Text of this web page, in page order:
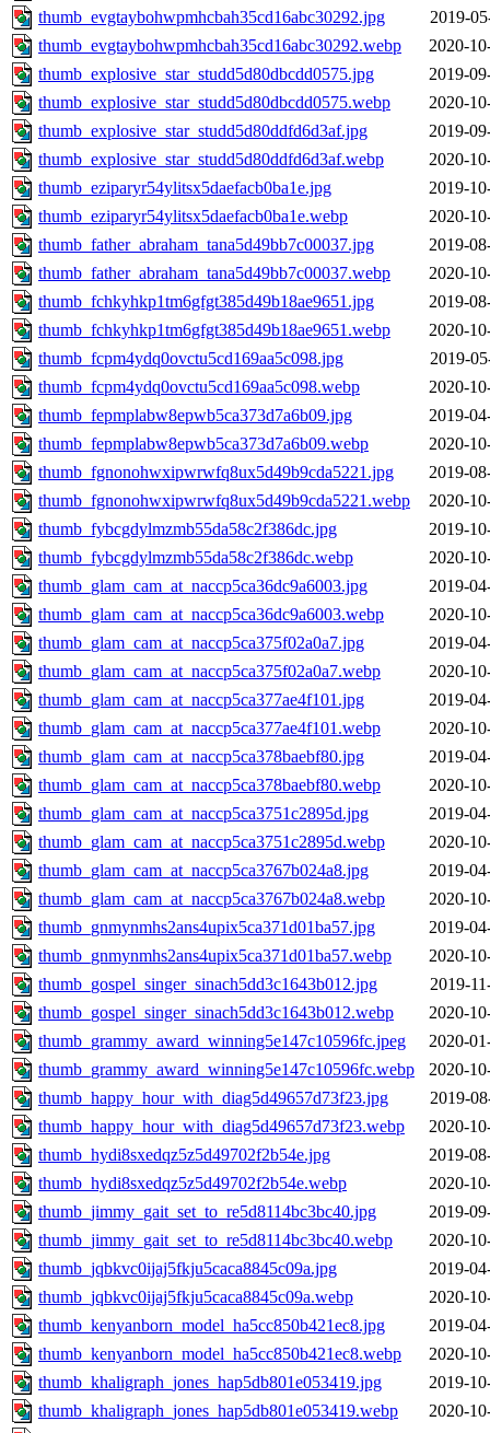
thumb_evgtaybohwpmhcbah35cd16abc30292.jpg
2019-
thumb_evgtaybohwpmhcbah35cd16abc30292.webp
2020-
thumb_explosive_star_studd5d80dbcdd0575.jpg
2019-
thumb_explosive_star_studd5d80dbcdd0575.webp
2020-
thumb_explosive_star_studd5d80ddfd6d3af.jpg
2019-
thumb_explosive_star_studd5d80ddfd6d3af.webp
2020-
thumb_eziparyr54ylitsx5daefacb0ba1e.jpg
2019-
thumb_eziparyr54ylitsx5daefacb0ba1e.webp
2020-
thumb_father_abraham_tana5d49bb7c00037.jpg
2019-
thumb_father_abraham_tana5d49bb7c00037.webp
2020-
thumb_fchkyhkp1tm6gfgt385d49b18ae9651.jpg
2019-
thumb_fchkyhkp1tm6gfgt385d49b18ae9651.webp
2020-
thumb_fcpm4ydq0ovctu5cd169aa5c098.jpg
2019-
thumb_fcpm4ydq0ovctu5cd169aa5c098.webp
2020-
thumb_fepmplabw8epwb5ca373d7a6b09.jpg
2019-
thumb_fepmplabw8epwb5ca373d7a6b09.webp
2020-
thumb_fgnonohwxipwrwfq8ux5d49b9cda5221.jpg
2019-
thumb_fgnonohwxipwrwfq8ux5d49b9cda5221.webp
2020-
thumb_fybcgdylmzmb55da58c2f386dc.jpg
2019-
thumb_fybcgdylmzmb55da58c2f386dc.webp
2020-
thumb_glam_cam_at_naccp5ca36dc9a6003.jpg
2019-
thumb_glam_cam_at_naccp5ca36dc9a6003.webp
2020-
thumb_glam_cam_at_naccp5ca375f02a0a7.jpg
2019-
thumb_glam_cam_at_naccp5ca375f02a0a7.webp
2020-
thumb_glam_cam_at_naccp5ca377ae4f101.jpg
2019-
thumb_glam_cam_at_naccp5ca377ae4f101.webp
2020-
thumb_glam_cam_at_naccp5ca378baebf80.jpg
2019-
thumb_glam_cam_at_naccp5ca378baebf80.webp
2020-
thumb_glam_cam_at_naccp5ca3751c2895d.jpg
2019-
thumb_glam_cam_at_naccp5ca3751c2895d.webp
2020-
thumb_glam_cam_at_naccp5ca3767b024a8.jpg
2019-
thumb_glam_cam_at_naccp5ca3767b024a8.webp
2020-
thumb_gnmynmhs2ans4upix5ca371d01ba57.jpg
2019-
thumb_gnmynmhs2ans4upix5ca371d01ba57.webp
2020-
thumb_gospel_singer_sinach5dd3c1643b012.jpg
2019-
thumb_gospel_singer_sinach5dd3c1643b012.webp
2020-
thumb_grammy_award_winning5e147c10596fc.jpeg
2020-
thumb_grammy_award_winning5e147c10596fc.webp
2020-
thumb_happy_hour_with_diag5d49657d73f23.jpg
2019-
thumb_happy_hour_with_diag5d49657d73f23.webp
2020-
thumb_hydi8sxedqz5z5d49702f2b54e.jpg
2019-
thumb_hydi8sxedqz5z5d49702f2b54e.webp
2020-
thumb_jimmy_gait_set_to_re5d8114bc3bc40.jpg
2019-
thumb_jimmy_gait_set_to_re5d8114bc3bc40.webp
2020-
thumb_jqbkvc0ijaj5fkju5caca8845c09a.jpg
2019-
thumb_jqbkvc0ijaj5fkju5caca8845c09a.webp
2020-
thumb_kenyanborn_model_ha5cc850b421ec8.jpg
2019-
thumb_kenyanborn_model_ha5cc850b421ec8.webp
2020-
thumb_khaligraph_jones_hap5db801e053419.jpg
2019-
thumb_khaligraph_jones_hap5db801e053419.webp
2020-